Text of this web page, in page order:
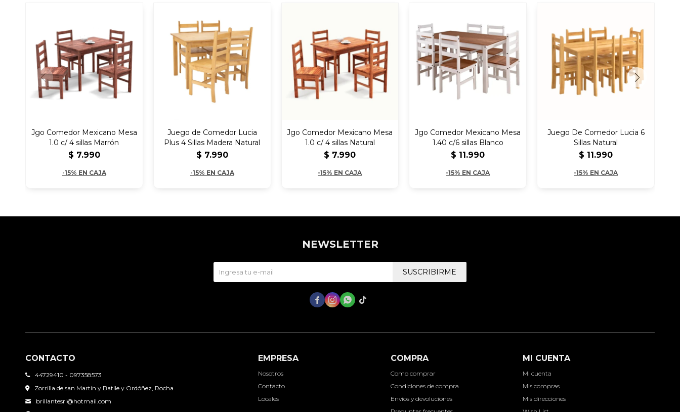
Jgo Comedor Mexicano Mesa
1.0 c/ 4 sillas Marrón
$ 7.990
-15% EN CAJA
Juego de Comedor Lucia
Plus 4 Sillas Madera Natural
$ 7.990
-15% EN CAJA
Jgo Comedor Mexicano Mesa
1.0 c/ 4 sillas Natural
$ 7.990
-15% EN CAJA
Jgo Comedor Mexicano Mesa
1.40 c/6 sillas Blanco
$ 11.990
-15% EN CAJA
Juego De Comedor Lucia 6
Sillas Natural
$ 11.990
-15% EN CAJA
CONTACTO
44729410 - 097358573
Zorrilla de san Martín y Batlle y Ordóñez, Rocha
brillantesrl@hotmail.com
EMPRESA
Nosotros
Contacto
Locales
COMPRA
Como comprar
Condiciones de compra
Envíos y devoluciones
MI CUENTA
Mi cuenta
Mis compras
Mis direcciones
NEWSLETTER
SUSCRIBIRME
   